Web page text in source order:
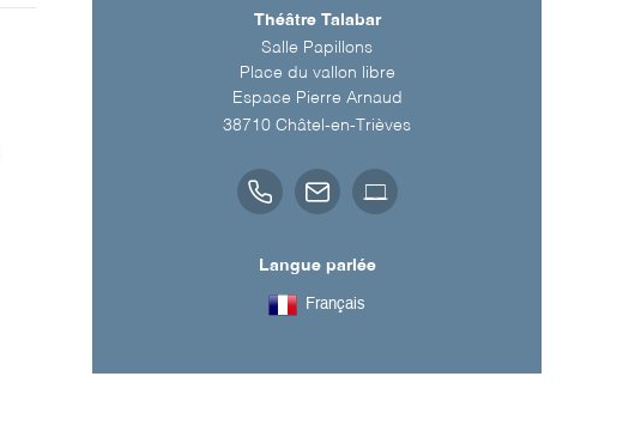
Théâtre Talabar
Salle Papillons
Place du vallon libre
Espace Pierre Arnaud
38710 Châtel-en-Trièves
Langue parlée
Français